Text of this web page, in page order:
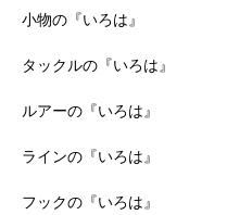
小物の『いろは』
タックルの『いろは』
ルアーの『いろは』
ラインの『いろは』
フックの『いろは』